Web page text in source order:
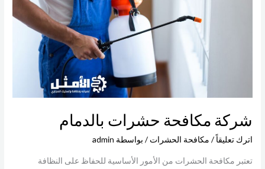
شركة مكافحة حشرات بالدمام
اترك تعليقاً/ مكافحة الحشرات / بواسطة admin
تعتبر مكافحة الحشرات من الأمور الأساسية للحفاظ على النظافة